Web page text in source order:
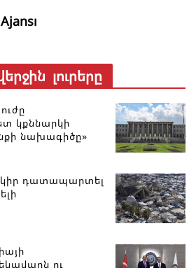
լուրերը
կքննարկի
նախագիծը»
դատապարտել
ու